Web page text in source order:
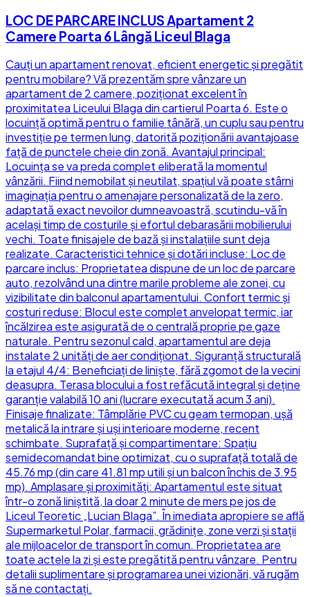
LOC DE PARCARE INCLUS Apartament 2
Camere Poarta 6 Lângă Liceul Blaga
Cauți un apartament renovat, eficient energetic și pregătit
pentru mobilare? Vă prezentăm spre vânzare un
apartament de 2 camere, poziționat excelent în
proximitatea Liceului Blaga din cartierul Poarta 6. Este o
locuință optimă pentru o familie tânără, un cuplu sau pentru
investiție pe termen lung, datorită poziționării avantajoase
față de punctele cheie din zonă. Avantajul principal:
Locuința se va preda complet eliberată la momentul
vânzării. Fiind nemobilat și neutilat, spațiul vă poate stârni
imaginația pentru o amenajare personalizată de la zero,
adaptată exact nevoilor dumneavoastră, scutindu-vă în
același timp de costurile și efortul debarasării mobilierului
vechi. Toate finisajele de bază și instalațiile sunt deja
realizate. Caracteristici tehnice și dotări incluse: Loc de
parcare inclus: Proprietatea dispune de un loc de parcare
auto, rezolvând una dintre marile probleme ale zonei, cu
vizibilitate din balconul apartamentului. Confort termic și
costuri reduse: Blocul este complet anvelopat termic, iar
încălzirea este asigurată de o centrală proprie pe gaze
naturale. Pentru sezonul cald, apartamentul are deja
instalate 2 unități de aer condiționat. Siguranță structurală
la etajul 4/4: Beneficiați de liniște, fără zgomot de la vecini
deasupra. Terasa blocului a fost refăcută integral și deține
garanție valabilă 10 ani (lucrare executată acum 3 ani).
Finisaje finalizate: Tâmplărie PVC cu geam termopan, ușă
metalică la intrare și uși interioare moderne, recent
schimbate. Suprafață și compartimentare: Spațiu
semidecomandat bine optimizat, cu o suprafață totală de
45.76 mp (din care 41.81 mp utili și un balcon închis de 3.95
mp). Amplasare și proximități: Apartamentul este situat
într-o zonă liniștită, la doar 2 minute de mers pe jos de
Liceul Teoretic „Lucian Blaga”. În imediata apropiere se află
Supermarketul Polar, farmacii, grădinițe, zone verzi și stații
ale mijloacelor de transport în comun. Proprietatea are
toate actele la zi și este pregătită pentru vânzare. Pentru
detalii suplimentare și programarea unei vizionări, vă rugăm
să ne contactați.